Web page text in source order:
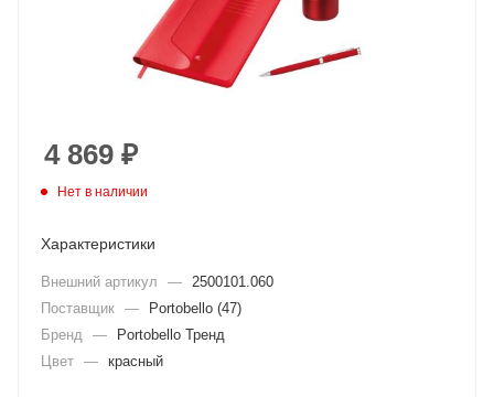
4 869 ₽
Нет в наличии
Характеристики
Внешний артикул —
2500101.060
Поставщик —
Portobello (47)
Бренд
—
Portobello Тренд
Цвет — красный